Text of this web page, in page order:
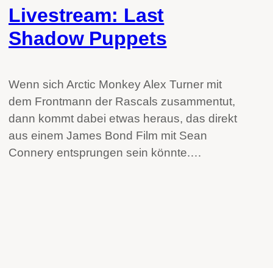
Livestream: Last
Shadow Puppets
Wenn sich Arctic Monkey Alex Turner mit
dem Frontmann der Rascals zusammentut,
dann kommt dabei etwas heraus, das direkt
aus einem James Bond Film mit Sean
Connery entsprungen sein könnte.…